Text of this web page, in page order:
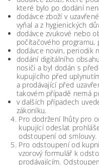
které bylo po dodání
dodávce zboží v
vyňal a z hygienických
dodávce zvukové nebo
počítačového
dodávce novin, periodik
dodání digitálního
nosiči a byl dodán s
kupujícího před
a prodávající před
takovém případě nemá
v dalších případech
zákoníku.
Pro dodržení lhůty pro
kupující odeslat
odstoupení od smlouvy.
Pro odstoupení od
vzorový formulář k
prodávajícím.